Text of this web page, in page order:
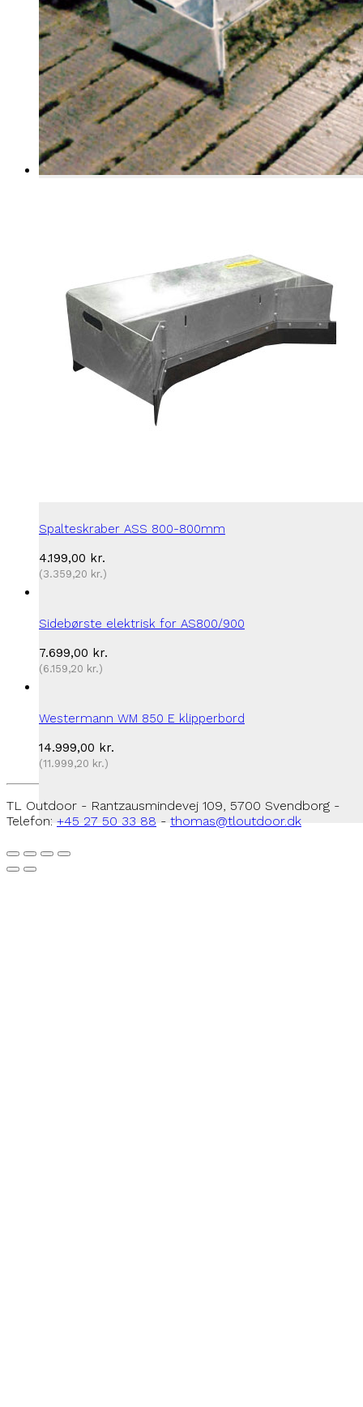
Spalteskraber ASS 800-800mm
4.199,00 kr.
(3.359,20 kr.)
Sidebørste elektrisk for AS800/900
7.699,00 kr.
(6.159,20 kr.)
Westermann WM 850 E klipperbord
14.999,00 kr.
(11.999,20 kr.)
TL Outdoor - Rantzausmindevej 109, 5700 Svendborg -
Telefon: +45 27 50 33 88 - thomas@tloutdoor.dk